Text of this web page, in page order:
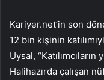
Kariyer.net’in son
12 bin kişinin
Uysal,
Halihazırda çalışan